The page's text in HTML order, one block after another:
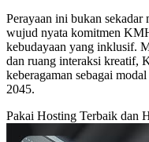
Perayaan ini bukan sekadar
wujud nyata komitmen
kebudayaan yang inklusif.
dan ruang interaksi kreatif,
keberagaman sebagai
2045.
Pakai Hosting Terbaik dan